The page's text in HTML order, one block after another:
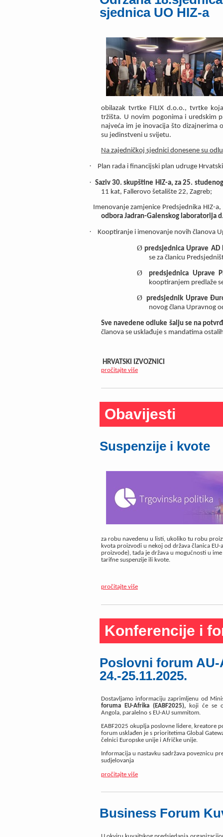
sjednica UO HIZ-a
obilazak tvrtke FILIX d.o.o., tvrtke
tržišta. U novim pogonima i uredskim
najveća im je inovacija što
su jedinstveni u svijetu.
Na zajedničkoj sjednici donesene su
· Plan rada i financijski plan udruge
· Saziv 30. skupštine HIZ-a, za 25.
11 kat, Fallerovo šetalište 22, Zagreb;
Imenovanje zamjenice Predsjednika HIZ-a,
odbora Jadran-Galenskog laboratorija
· Kooptiranje i imenovanje novih članova
Ø predsjednica Uprave AD
se za članicu
Ø
predsjednica Uprave
kooptiranjem predlaže
Ø predsjednik Uprave
novog člana Upravnog
Sve navedene odluke šalju se na
članova se usklađuje s mandatima
HRVATSKI IZVOZNICI
pročitajte više
Obavijesti
Suspenzije i kvote
za robu navedenu u listi, ukoliko tu robu
kvota proizvodi u nekoj od država članica
proizvode), tada je država u mogućnosti u
tarifne suspenzije ili kvote.
pročitajte više
Konferencije i
Poslovni forum
24.-25.11.2025.
Dostavljamo informaciju zaprimljenu od
foruma EU-Afrika (EABF2025), koji će se
Angola, paralelno s EU-AU summitom.
EABF2025 okuplja poslovne lidere, kreatore
forum usklađen je s prioritetima Global
čelnici Europske unije i Afričke unije.
Informacija u nastavku sadržava poveznicu
sudjelovanja
pročitajte više
Business Forum